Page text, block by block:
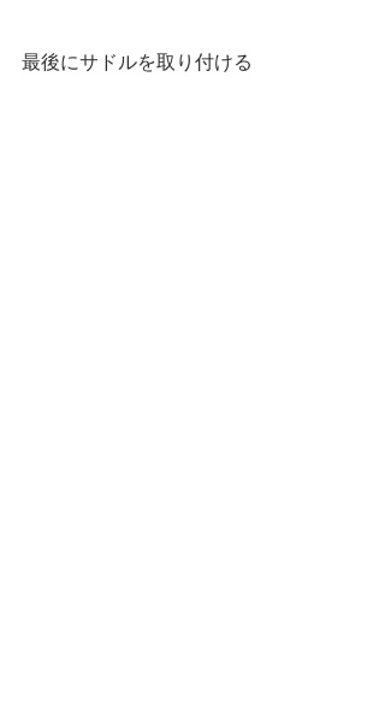
最後にサドルを取り付ける